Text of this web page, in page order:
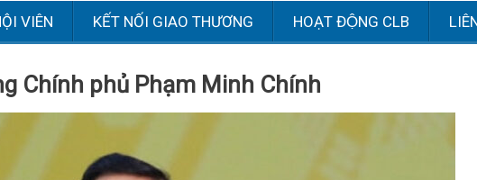
VIÊN KẾT NỐI GIAO THƯƠNG HOẠT ĐỘNG CLB
Chính phủ Phạm Minh Chính